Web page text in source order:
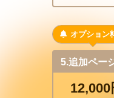
オプション
5.追加ペー
12,000